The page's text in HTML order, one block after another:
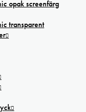
opak screenfärg
transparent